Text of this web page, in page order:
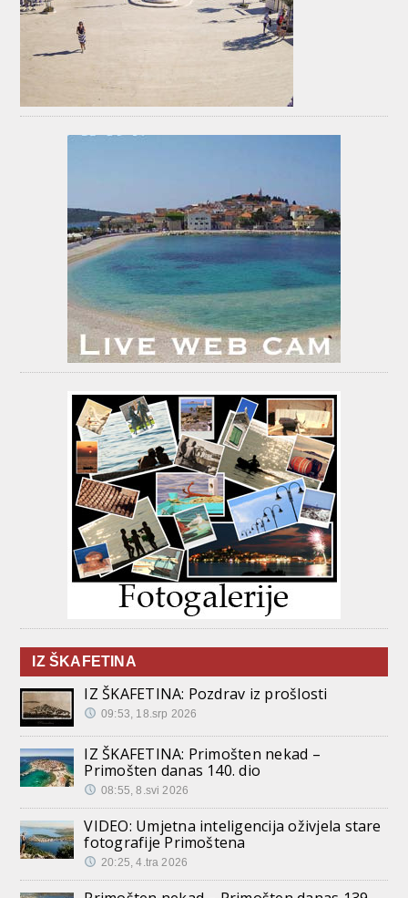
IZ ŠKAFETINA
IZ ŠKAFETINA: Pozdrav iz prošlosti
09:53, 18.srp 2026
IZ ŠKAFETINA: Primošten nekad –
Primošten danas 140. dio
08:55, 8.svi 2026
VIDEO: Umjetna inteligencija oživjela stare
fotografije Primoštena
20:25, 4.tra 2026